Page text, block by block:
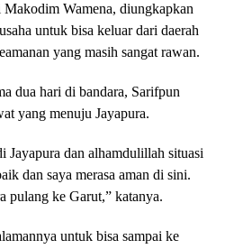
Makodim Wamena, diungkapkan
untuk bisa keluar dari daerah
yang masih sangat rawan.
dua hari di bandara, Sarifpun
yang menuju Jayapura.
Jayapura dan alhamdulillah situasi
dan saya merasa aman di sini.
pulang ke Garut,” katanya.
untuk bisa sampai ke